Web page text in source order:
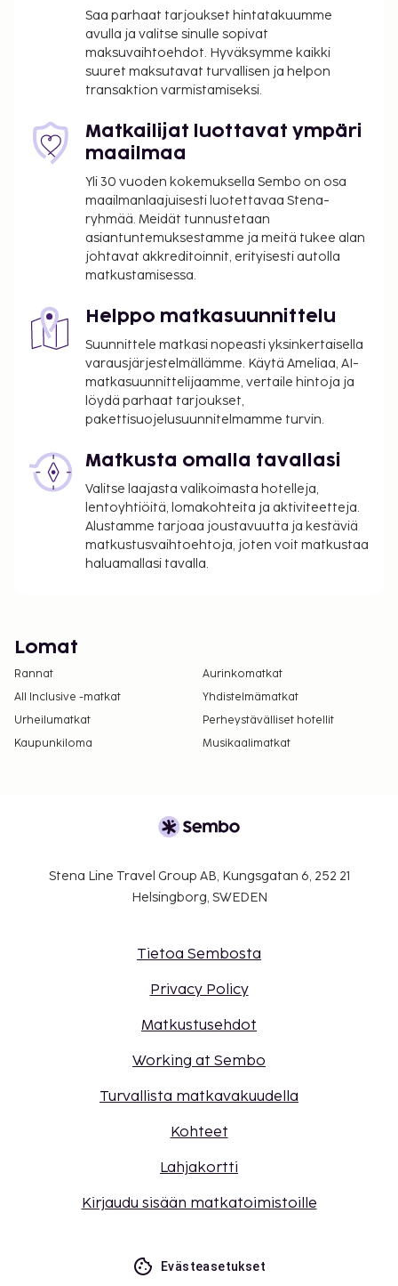
Saa parhaat tarjoukset hintatakuumme
avulla ja valitse sinulle sopivat
maksuvaihtoehdot. Hyväksymme kaikki
suuret maksutavat turvallisen ja helpon
transaktion varmistamiseksi.
Matkailijat luottavat ympäri
maailmaa
Yli 30 vuoden kokemuksella Sembo on osa
maailmanlaajuisesti luotettavaa Stena-
ryhmää. Meidät tunnustetaan
asiantuntemuksestamme ja meitä tukee alan
johtavat akkreditoinnit, erityisesti autolla
matkustamisessa.
Helppo matkasuunnittelu
Suunnittele matkasi nopeasti yksinkertaisella
varausjärjestelmällämme. Käytä Ameliaa, AI-
matkasuunnittelijaamme, vertaile hintoja ja
löydä parhaat tarjoukset,
pakettisuojelusuunnitelmamme turvin.
Matkusta omalla tavallasi
Valitse laajasta valikoimasta hotelleja,
lentoyhtiöitä, lomakohteita ja aktiviteetteja.
Alustamme tarjoaa joustavuutta ja kestäviä
matkustusvaihtoehtoja, joten voit matkustaa
haluamallasi tavalla.
Lomat
Rannat
Aurinkomatkat
All Inclusive -matkat
Yhdistelmämatkat
Urheilumatkat
Perheystävälliset hotellit
Kaupunkiloma
Musikaalimatkat
Stena Line Travel Group AB, Kungsgatan 6, 252 21
Helsingborg, SWEDEN
Tietoa Sembosta
Privacy Policy
Matkustusehdot
Working at Sembo
Turvallista matkavakuudella
Kohteet
Lahjakortti
Kirjaudu sisään matkatoimistoille
Evästeasetukset